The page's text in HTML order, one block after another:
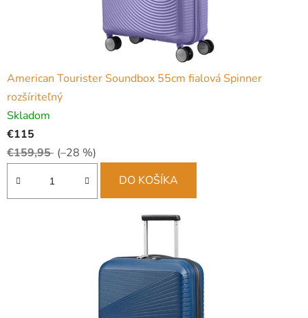
American Tourister Soundbox 55cm fialová Spinner
rozšíriteľný
Skladom
€115
€159,95 (–28 %)
DO KOŠÍKA